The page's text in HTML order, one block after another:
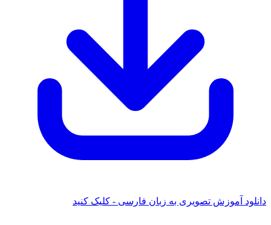
دانلود آموزش تصویری به زبان فارسی - کلیک کنید